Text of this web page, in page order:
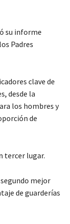
su informe
Padres
clave de
desde la
los hombres y
de
tercer lugar.
mejor
de guarderías